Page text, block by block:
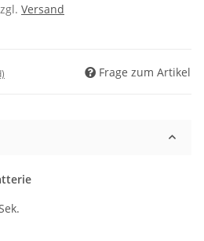
Versand
Frage zum Artikel